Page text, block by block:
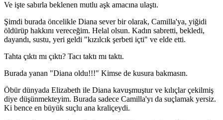
Ve işte sabırla beklenen mutlu aşk amacına ulaştı.
Şimdi burada öncelikle Diana sever bir olarak, Camilla'ya, yiğidi
öldürüp hakkını vereceğim. Helal olsun. Kadın sabretti, bekledi,
dayandı, sustu, yeri geldi "kızılcık şerbeti içti" ve elde etti.
Tahta çıktı mı çıktı? Tacı taktı mı taktı.
Burada yanan "Diana oldu!!!" Kimse de kusura bakmasın.
Öbür dünyada Elizabeth ile Diana kavuşmuştur ve kılıçlar çekilmiş
diye düşünmekteyim. Burada sadece Camilla'yı da suçlamak yersiz.
Ki bence en büyük suçlu ana kraliçeydi.